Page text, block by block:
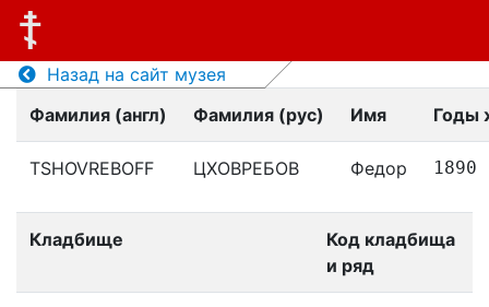
Назад на сайт музея
Фамилия (англ)
Фамилия (рус) Имя Годы
TSHOVREBOFF ЦХОВРЕБОВ Федор 1890
Кладбище
Код кладбища
и ряд